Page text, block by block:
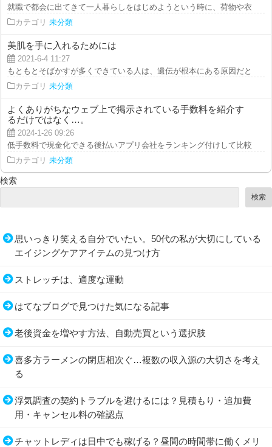
就職で都会に出てきて一人暮らしをはじめようという時に、荷物や衣類と
カテゴリ 未分類
美肌を手に入れるためには
2021-6-4 11:27
もともとそばかすが多くできている人は、遺伝が根本にある原因だと言っ
カテゴリ 未分類
よくありがちなウェブ上で掲示されている手数料を紹介す
るだけではなく…。
2024-1-26 09:26
低手数料で現金化できる後払いアプリ会社をランキング付けして比較した
カテゴリ 未分類
検索
検索
思いっきり笑える自分でいたい。50代の私が大切にしている
エイジングケアアイテムの見つけ方
ストレッチは、適度な運動
はてなブログで見つけた気になる記事
老後資金を増やす方法、自動売買という選択肢
喜多方ラーメンの閉店相次ぐ…複数の収入源の大切さを考え
る
浮気調査の契約トラブルを避けるには？見積もり・追加費
用・キャンセル料の確認点
チャットレディは日中でも稼げる？昼間の時間帯に働くメリ